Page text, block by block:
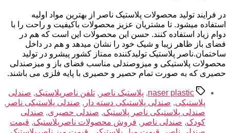
در فرایند تولید محصولات پلاستیک ناصر از بهترین مواد اولیه
استفاده میشود. تا مشتریان عزیز محصولات باکیفیت و راحت را با
دوام زیاد استفاده کنند. حسن این محصولات این است که هم در
فضای باز ظاهر زیبا و شیک خود را نشان میدهد و هم در داخل
ساختمان.ناصر پلاستیک تولیدکننده ممتاز کشور پیشرو در تولید
محصولات پلاستیکی و میزوصندلی مناسب فضای باز و میزصندلی
حصیری که به صورت تمام حصیر و حصیری با پایه فلزی می باشند.
برچسب‌ها
naser plastic
, پلاستیک ناصر , تلفن ناصرپلاستیک, صندلی
پلاستیکی, صندلی پلاستیکی دسته دار , صندلی پلاستیکی ناصر ,
صندلی پلاستیکی ناصر پلاستیک, صندلی حصیری, صندلی
کودک, صندلی ناصر , فروش محصولات ناصرپلاستیک, قیمت